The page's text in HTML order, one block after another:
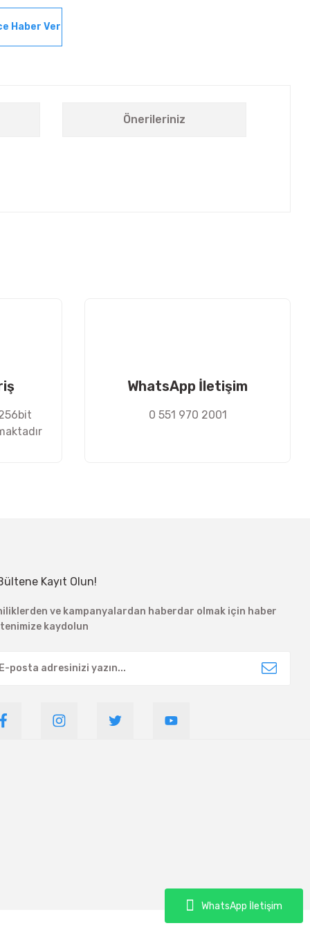
WhatsApp İletişim
Haber Ver
Önerileriniz
WhatsApp İletişim
0 551 970 2001
Kayıt Olun!
ve kampanyalardan haberdar olmak için haber
kaydolun